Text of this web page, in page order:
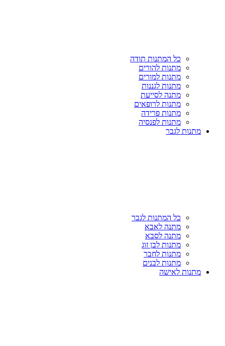
כל המתנות תודה
מתנות להורים
מתנות למורים
מתנות לגננות
מתנה לסייעת
מתנות לרופאים
מתנות פרידה
מתנות לפנסיה
מתנות לגבר
כל המתנות לגבר
מתנה לאבא
מתנה לסבא
מתנות לבן זוג
מתנות לחבר
מתנות לבנים
מתנות לאישה